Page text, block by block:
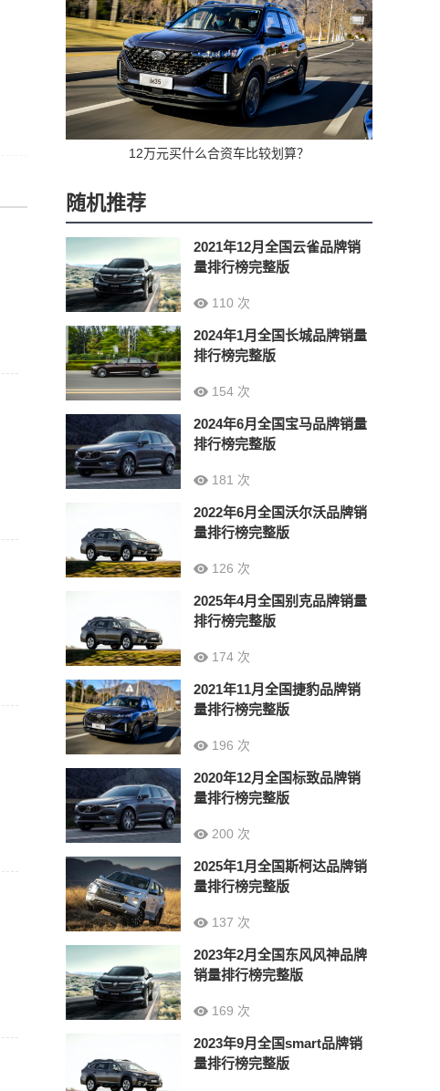
12万元买什么合资车比较划算？
随机推荐
2021年12月全国云雀品牌销
量排行榜完整版
110 次
2024年1月全国长城品牌销量
排行榜完整版
154 次
2024年6月全国宝马品牌销量
排行榜完整版
181 次
2022年6月全国沃尔沃品牌销
量排行榜完整版
126 次
2025年4月全国别克品牌销量
排行榜完整版
174 次
2021年11月全国捷豹品牌销
量排行榜完整版
196 次
2020年12月全国标致品牌销
量排行榜完整版
200 次
2025年1月全国斯柯达品牌销
量排行榜完整版
137 次
2023年2月全国东风风神品牌
销量排行榜完整版
169 次
2023年9月全国smart品牌销
量排行榜完整版